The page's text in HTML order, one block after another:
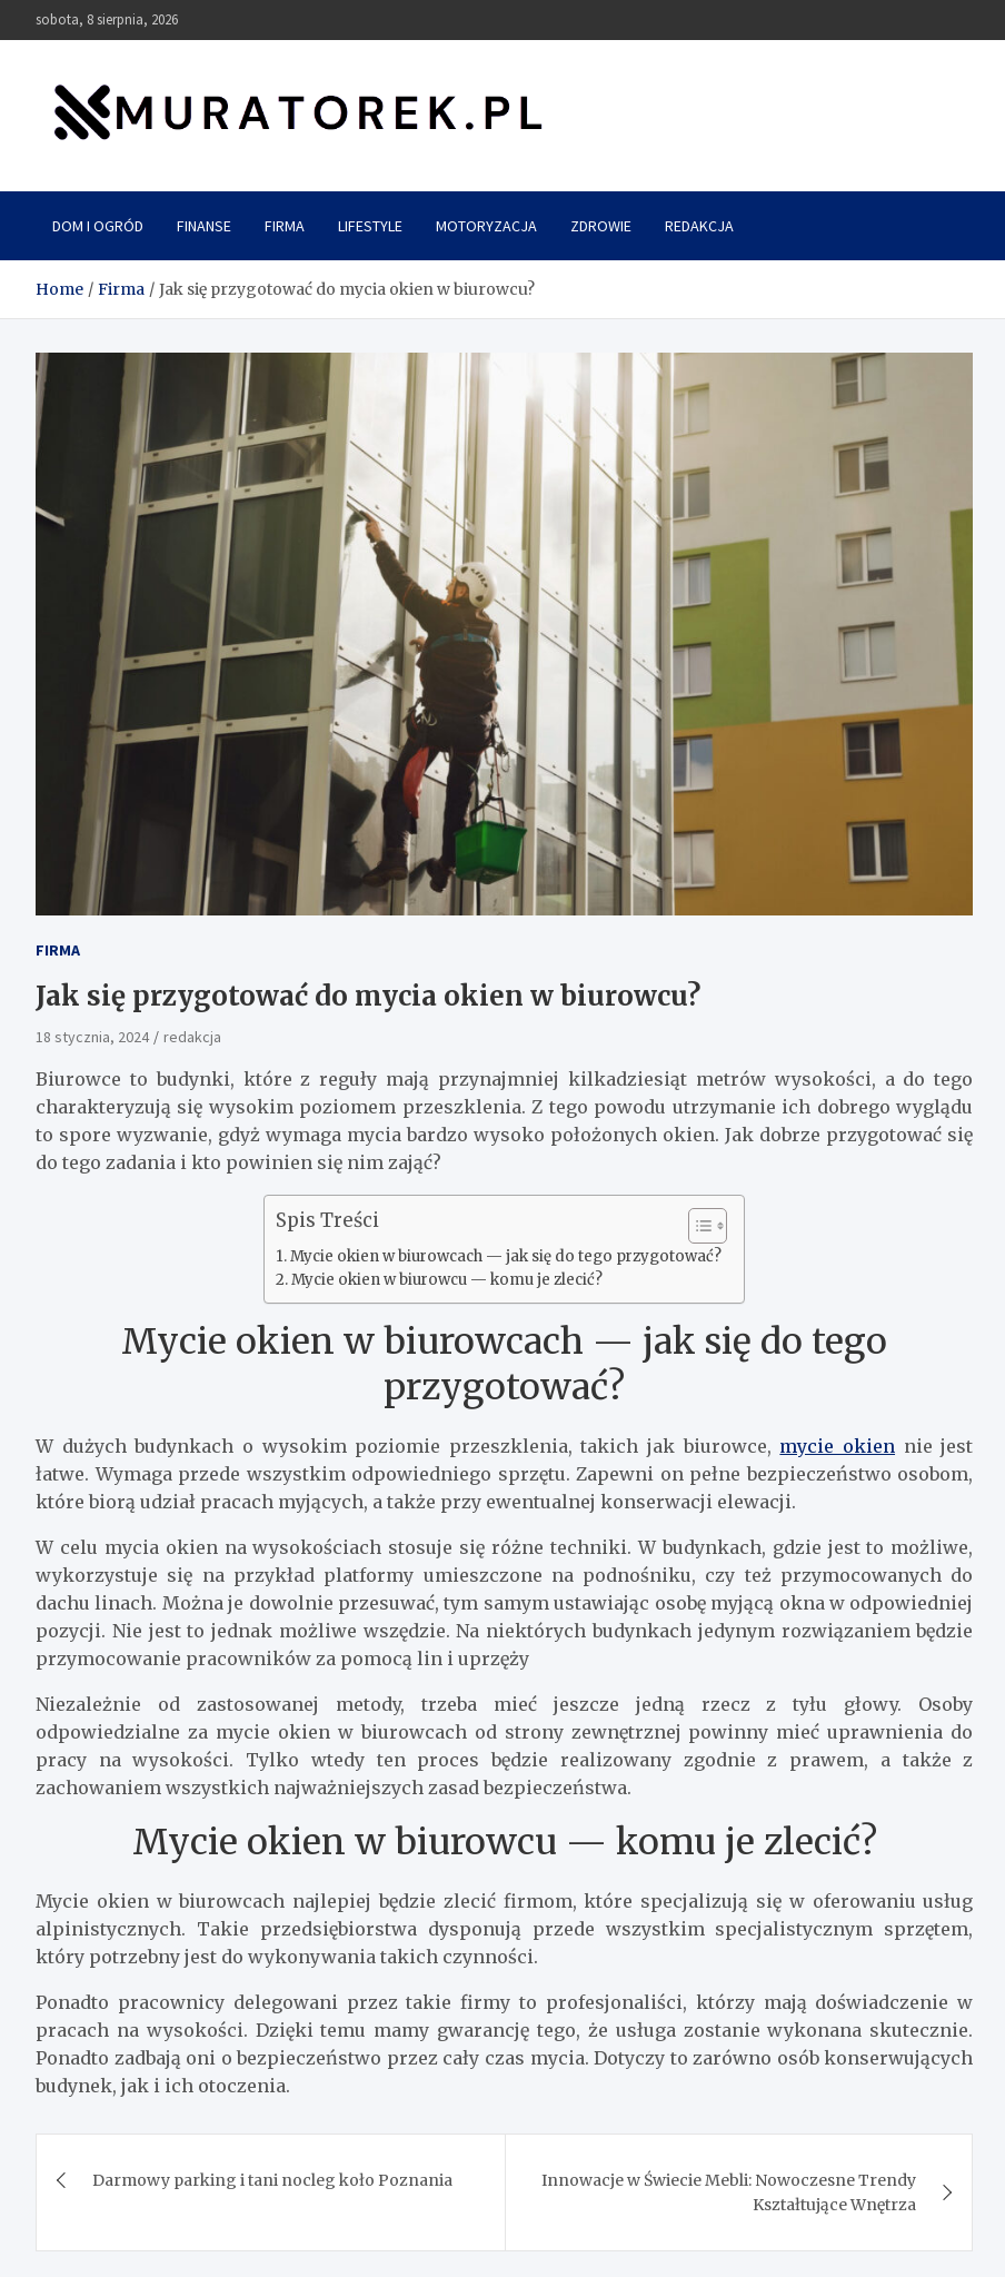
to
sobota, 8 sierpnia, 2026
muratorek.pl
DOM I OGRÓD FINANSE FIRMA LIFESTYLE MOTORYZACJA ZDROWIE REDAKCJA
Home Firma Jak się przygotować do mycia okien w biurowcu?
FIRMA
Jak się przygotować do mycia okien w biurowcu?
18 stycznia, 2024 redakcja
Biurowce to budynki, które z reguły mają przynajmniej kilkadziesiąt metrów wysokości, a do tego
charakteryzują się wysokim poziomem przeszklenia. Z tego powodu utrzymanie ich dobrego wyglądu
to spore wyzwanie, gdyż wymaga mycia bardzo wysoko położonych okien. Jak dobrze przygotować się
do tego zadania i kto powinien się nim zająć?
Spis Treści
Mycie okien w biurowcach — jak się do tego przygotować?
Mycie okien w biurowcu — komu je zlecić?
Mycie okien w biurowcach — jak się do tego
przygotować?
W dużych budynkach o wysokim poziomie przeszklenia, takich jak biurowce, mycie okien nie jest
łatwe. Wymaga przede wszystkim odpowiedniego sprzętu. Zapewni on pełne bezpieczeństwo osobom,
które biorą udział pracach myjących, a także przy ewentualnej konserwacji elewacji.
W celu mycia okien na wysokościach stosuje się różne techniki. W budynkach, gdzie jest to możliwe,
wykorzystuje się na przykład platformy umieszczone na podnośniku, czy też przymocowanych do
dachu linach. Można je dowolnie przesuwać, tym samym ustawiając osobę myjącą okna w odpowiedniej
pozycji. Nie jest to jednak możliwe wszędzie. Na niektórych budynkach jedynym rozwiązaniem będzie
przymocowanie pracowników za pomocą lin i uprzęży
Niezależnie od zastosowanej metody, trzeba mieć jeszcze jedną rzecz z tyłu głowy. Osoby
odpowiedzialne za mycie okien w biurowcach od strony zewnętrznej powinny mieć uprawnienia do
pracy na wysokości. Tylko wtedy ten proces będzie realizowany zgodnie z prawem, a także z
zachowaniem wszystkich najważniejszych zasad bezpieczeństwa.
Mycie okien w biurowcu — komu je zlecić?
Mycie okien w biurowcach najlepiej będzie zlecić firmom, które specjalizują się w oferowaniu usług
alpinistycznych. Takie przedsiębiorstwa dysponują przede wszystkim specjalistycznym sprzętem,
który potrzebny jest do wykonywania takich czynności.
Ponadto pracownicy delegowani przez takie firmy to profesjonaliści, którzy mają doświadczenie w
pracach na wysokości. Dzięki temu mamy gwarancję tego, że usługa zostanie wykonana skutecznie.
Ponadto zadbają oni o bezpieczeństwo przez cały czas mycia. Dotyczy to zarówno osób konserwujących
budynek, jak i ich otoczenia.
wpisu
Darmowy parking i tani nocleg koło Poznania
Innowacje w Świecie Mebli: Nowoczesne Trendy
Kształtujące Wnętrza